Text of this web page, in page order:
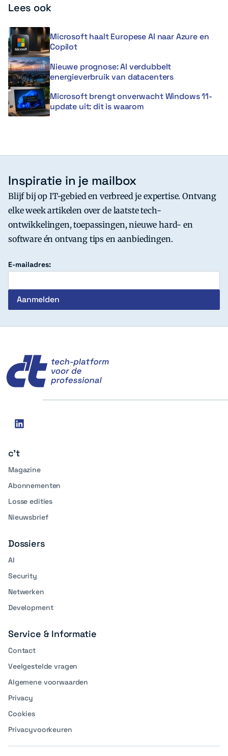
Lees ook
Microsoft haalt Europese AI naar Azure en
Copilot
Nieuwe prognose: AI verdubbelt
energieverbruik van datacenters
Microsoft brengt onverwacht Windows 11-
update uit: dit is waarom
Inspiratie in je mailbox
Blijf bij op IT-gebied en verbreed je expertise. Ontvang
elke week artikelen over de laatste tech-
ontwikkelingen, toepassingen, nieuwe hard- en
software én ontvang tips en aanbiedingen.
E-mailadres:
Social
linkedin
c't
Magazine
Abonnementen
Losse edities
Nieuwsbrief
Dossiers
AI
Security
Netwerken
Development
Service & Informatie
Contact
Veelgestelde vragen
Algemene voorwaarden
Privacy
Cookies
Privacyvoorkeuren